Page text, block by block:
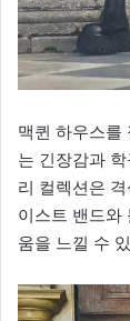
맥퀸 하우스를
는 긴장감과
리 컬렉션은
이스트 밴드와
움을 느낄 수